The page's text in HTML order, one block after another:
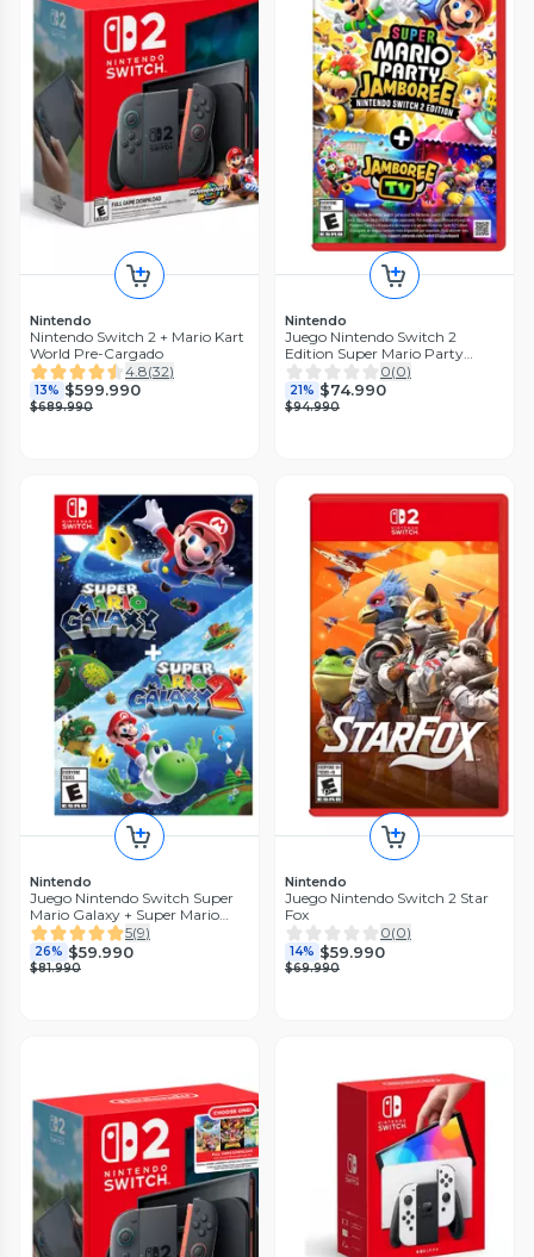
Nintendo
Nintendo Switch 2 + Mario Kart
World Pre-Cargado
4.8(32)
13% $599.990
$689.990
Nintendo
Juego Nintendo Switch 2
Edition Super Mario Party
Jamboree + Jamboree TV
0(0)
21% $74.990
$94.990
Nintendo
Juego Nintendo Switch Super
Mario Galaxy + Super Mario
Galaxy 2
5(9)
26% $59.990
$81.990
Nintendo
Juego Nintendo Switch 2 Star
Fox
0(0)
14% $59.990
$69.990